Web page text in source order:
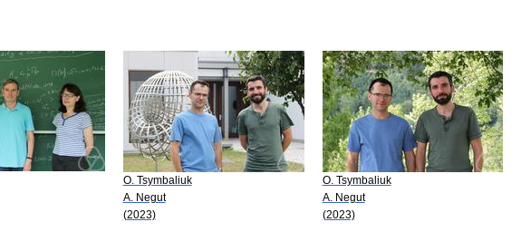
O. Tsymbaliuk
A. Negut
(2023)
O. Tsymbaliuk
A. Negut
(2023)